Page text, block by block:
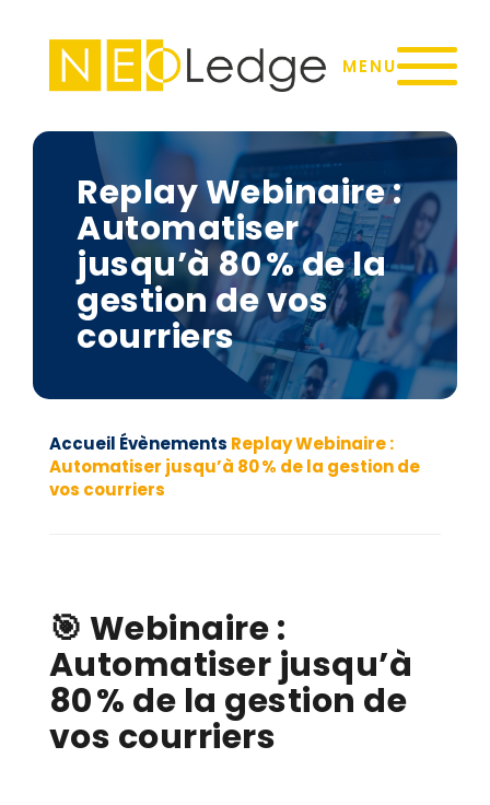
MENU
Replay Webinaire :
Automatiser
jusqu’à 80 % de la
gestion de vos
courriers
Accueil Évènements Replay Webinaire :
Automatiser jusqu’à 80 % de la gestion de
vos courriers
🎯 Webinaire :
Automatiser jusqu’à
80 % de la gestion de
vos courriers